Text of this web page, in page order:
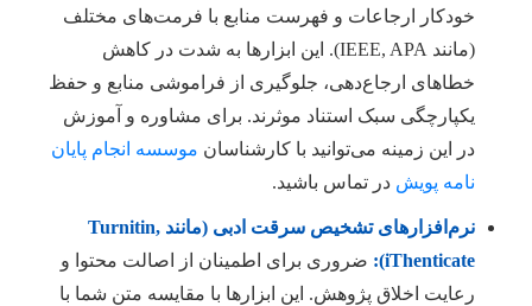
خودکار ارجاعات و فهرست منابع با فرمت‌های مختلف
(مانند IEEE, APA). این ابزارها به شدت در کاهش
خطاهای ارجاع‌دهی، جلوگیری از فراموشی منابع و حفظ
یکپارچگی سبک استناد موثرند. برای مشاوره و آموزش
در این زمینه می‌توانید با کارشناسانموسسه انجام پایان
نامه پویشدر تماس باشید.
نرم‌افزارهای تشخیص سرقت ادبی (مانند Turnitin,
iThenticate): ضروری برای اطمینان از اصالت محتوا و
رعایت اخلاق پژوهش. این ابزارها با مقایسه متن شما با